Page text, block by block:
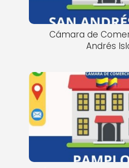
Cámara de
Andrés